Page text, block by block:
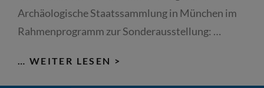
Archäologische Staatssammlung in München im
Rahmenprogramm zur Sonderausstellung: …
… WEITER LESEN >